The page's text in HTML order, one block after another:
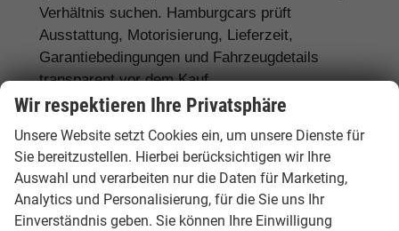
Verhältnis suchen. Hamburgcars prüft
Ausstattung, Motorisierung, Lieferzeit,
Garantiebedingungen und Fahrzeugdetails
transparent vor dem Kauf.
Für Stadtfahrer:
VW Polo, VW Golf, VW
ID.3
Für Familien:VW Tiguan, VW Passat
Variant, VW Touran, VW Caddy
Wir respektieren Ihre Privatsphäre
Unsere Website setzt Cookies ein, um unsere Dienste für
Sie bereitzustellen. Hierbei berücksichtigen wir Ihre
Auswahl und verarbeiten nur die Daten für Marketing,
Analytics und Personalisierung, für die Sie uns Ihr
Einverständnis geben. Sie können Ihre Einwilligung